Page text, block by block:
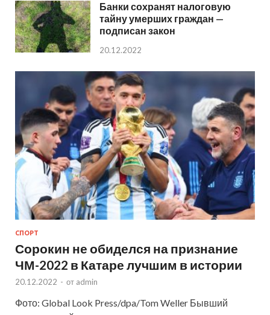
Банки сохранят налоговую
тайну умерших граждан —
подписан закон
20.12.2022
СПОРТ
Сорокин не обиделся на признание
ЧМ-2022 в Катаре лучшим в истории
20.12.2022 - от admin
Фото: Global Look Press/dpa/Tom Weller Бывший